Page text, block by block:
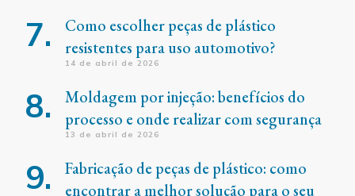
Como escolher peças de plástico
resistentes para uso automotivo?
14 de abril de 2026
Moldagem por injeção: benefícios do
processo e onde realizar com segurança
13 de abril de 2026
Fabricação de peças de plástico: como
encontrar a melhor solução para o seu